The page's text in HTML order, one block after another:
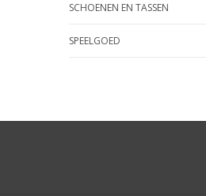
SCHOENEN EN TASSEN
SPEELGOED